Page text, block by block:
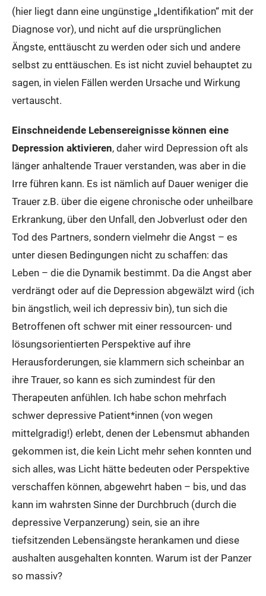
(hier liegt dann eine ungünstige „Identifikation“ mit der
Diagnose vor), und nicht auf die ursprünglichen
Ängste, enttäuscht zu werden oder sich und andere
selbst zu enttäuschen. Es ist nicht zuviel behauptet zu
sagen, in vielen Fällen werden Ursache und Wirkung
vertauscht.
Einschneidende Lebensereignisse können eine
Depression aktivieren, daher wird Depression oft als
länger anhaltende Trauer verstanden, was aber in die
Irre führen kann. Es ist nämlich auf Dauer weniger die
Trauer z.B. über die eigene chronische oder unheilbare
Erkrankung, über den Unfall, den Jobverlust oder den
Tod des Partners, sondern vielmehr die Angst – es
unter diesen Bedingungen nicht zu schaffen: das
Leben – die die Dynamik bestimmt. Da die Angst aber
verdrängt oder auf die Depression abgewälzt wird (ich
bin ängstlich, weil ich depressiv bin), tun sich die
Betroffenen oft schwer mit einer ressourcen- und
lösungsorientierten Perspektive auf ihre
Herausforderungen, sie klammern sich scheinbar an
ihre Trauer, so kann es sich zumindest für den
Therapeuten anfühlen. Ich habe schon mehrfach
schwer depressive Patient*innen (von wegen
mittelgradig!) erlebt, denen der Lebensmut abhanden
gekommen ist, die kein Licht mehr sehen konnten und
sich alles, was Licht hätte bedeuten oder Perspektive
verschaffen können, abgewehrt haben – bis, und das
kann im wahrsten Sinne der Durchbruch (durch die
depressive Verpanzerung) sein, sie an ihre
tiefsitzenden Lebensängste herankamen und diese
aushalten ausgehalten konnten. Warum ist der Panzer
so massiv?